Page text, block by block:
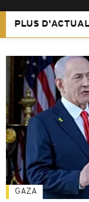
PLUS
GAZA